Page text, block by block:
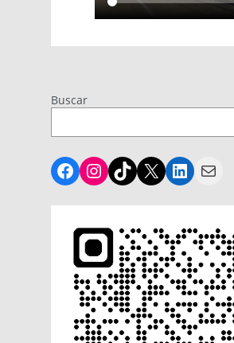
Buscar
Facebook
Instagram
TikTok
X LinkedIn
Mail